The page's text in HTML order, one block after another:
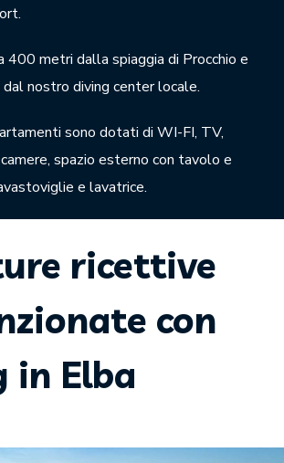
400 metri dalla spiaggia di Procchio e
nostro diving center locale.
sono dotati di WI-FI, TV,
spazio esterno con tavolo e
e lavatrice.
ricettive
con
in Elba